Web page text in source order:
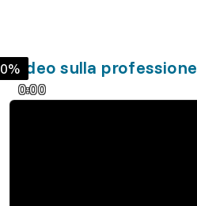
Video sulla professione
0:00
0%